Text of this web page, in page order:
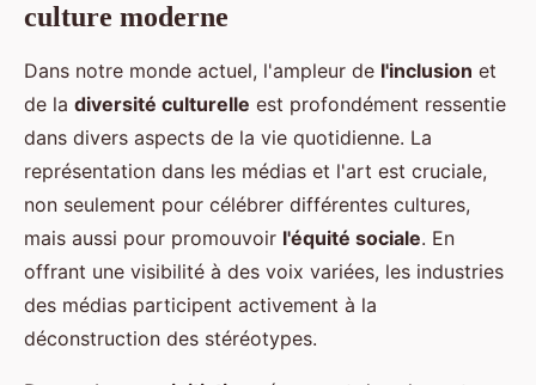
culture moderne
Dans notre monde actuel, l'ampleur de l'inclusion et
de la diversité culturelle est profondément ressentie
dans divers aspects de la vie quotidienne. La
représentation dans les médias et l'art est cruciale,
non seulement pour célébrer différentes cultures,
mais aussi pour promouvoir l'équité sociale. En
offrant une visibilité à des voix variées, les industries
des médias participent activement à la
déconstruction des stéréotypes.